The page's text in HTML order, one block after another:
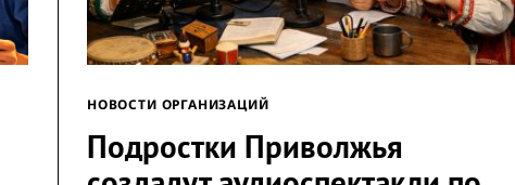
НОВОСТИ ОРГАНИЗАЦИЙ
Подростки Приволжья